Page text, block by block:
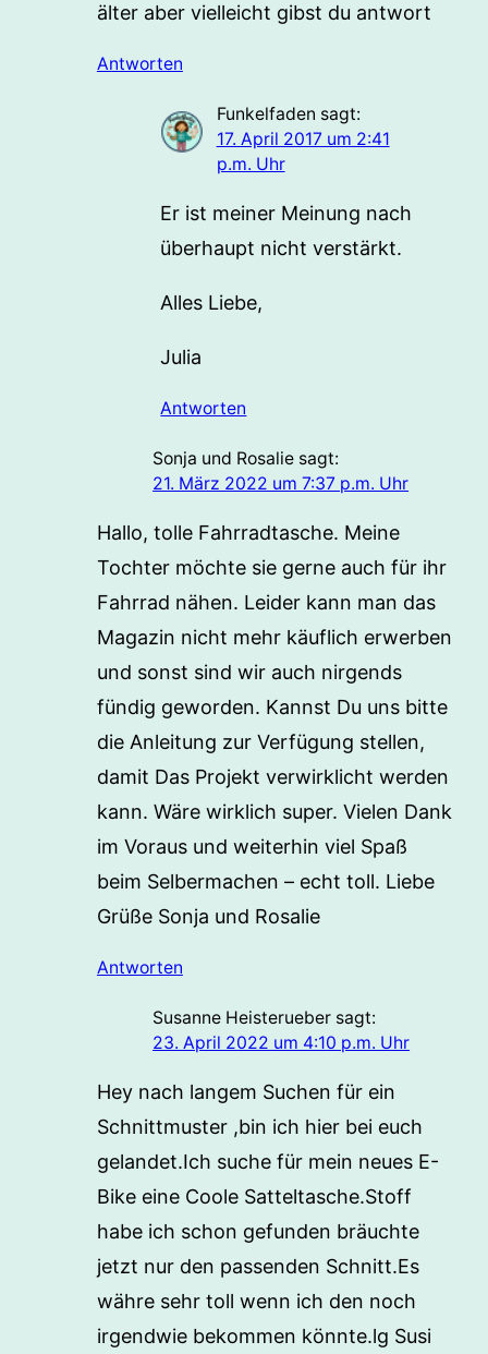
älter aber vielleicht gibst du antwort
Antworten
Funkelfaden sagt:
17. April 2017 um 2:41
p.m. Uhr
Er ist meiner Meinung nach
überhaupt nicht verstärkt.
Alles Liebe,
Julia
Antworten
Sonja und Rosalie sagt:
21. März 2022 um 7:37 p.m. Uhr
Hallo, tolle Fahrradtasche. Meine
Tochter möchte sie gerne auch für ihr
Fahrrad nähen. Leider kann man das
Magazin nicht mehr käuflich erwerben
und sonst sind wir auch nirgends
fündig geworden. Kannst Du uns bitte
die Anleitung zur Verfügung stellen,
damit Das Projekt verwirklicht werden
kann. Wäre wirklich super. Vielen Dank
im Voraus und weiterhin viel Spaß
beim Selbermachen – echt toll. Liebe
Grüße Sonja und Rosalie
Antworten
Susanne Heisterueber sagt:
23. April 2022 um 4:10 p.m. Uhr
Hey nach langem Suchen für ein
Schnittmuster ,bin ich hier bei euch
gelandet.Ich suche für mein neues E-
Bike eine Coole Satteltasche.Stoff
habe ich schon gefunden bräuchte
jetzt nur den passenden Schnitt.Es
währe sehr toll wenn ich den noch
irgendwie bekommen könnte.lg Susi